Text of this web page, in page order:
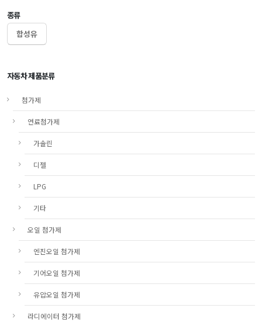
종류
합성유
자동차 제품분류
첨가제
연료첨가제
가솔린
디젤
LPG
기타
오일 첨가제
엔진오일 첨가제
기어오일 첨가제
유압오일 첨가제
라디에이터 첨가제